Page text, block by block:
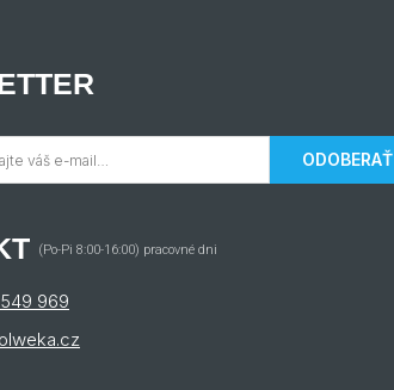
ODOBERAŤ
(Po-Pi 8:00-16:00) pracovné dni
969